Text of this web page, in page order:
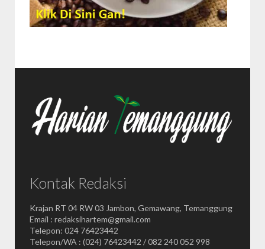
Kontak Redaksi
Krajan RT 04 RW 03 Jambon, Gemawang, Temanggung
Email : redaksihartem@gmail.com
Telepon: 024 76423442
Telepon/WA : (024) 76423442 / 082 240 052 998